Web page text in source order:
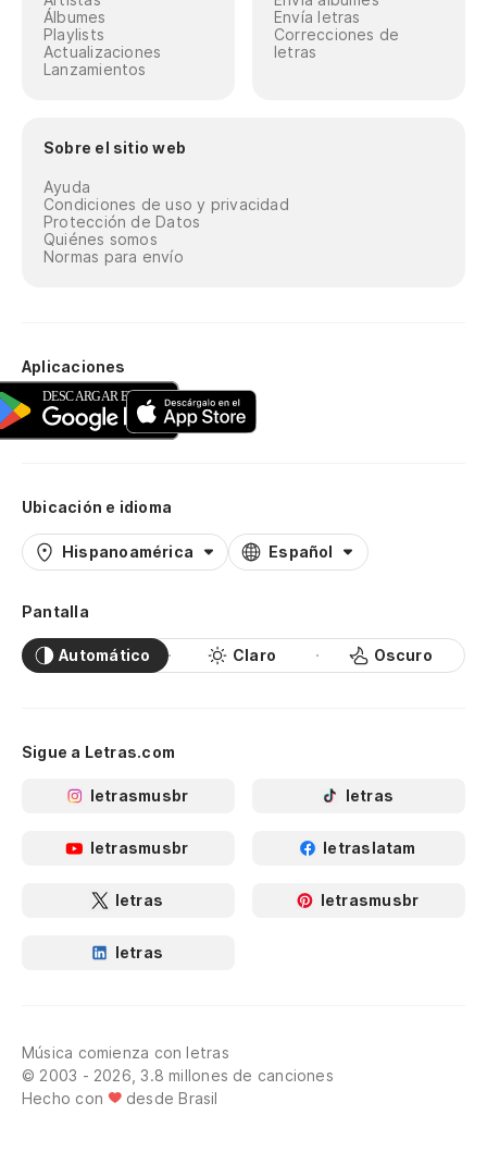
Álbumes
Playlists
Actualizaciones
Lanzamientos
Envía letras
Correcciones de
letras
Sobre el sitio web
Ayuda
Condiciones de uso y privacidad
Protección de Datos
Quiénes somos
Normas para envío
Aplicaciones
Ubicación e idioma
Hispanoamérica Español
Pantalla
Automático Claro Oscuro
Sigue a Letras.com
letrasmusbr letras
letrasmusbr letraslatam
letras letrasmusbr
letras
Música comienza con letras
© 2003 - 2026, 3.8 millones de canciones
Hecho con
desde Brasil